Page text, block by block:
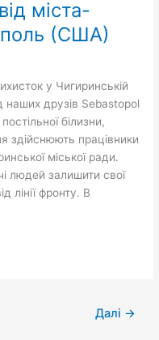
міста-
(США)
у Чигиринській
наших друзів Sebastopol
білизни,
здійснюють працівники
міської ради.
людей залишити свої
лінії фронту. В
Далі →